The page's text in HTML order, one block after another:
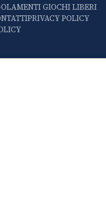
GIOCHI LIBERI
PRIVACY POLICY